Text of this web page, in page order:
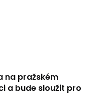
na pražském
a bude sloužit pro